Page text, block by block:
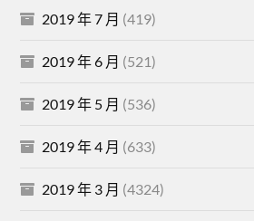
2019 年 7 月 (419)
2019 年 6 月 (521)
2019 年 5 月 (536)
2019 年 4 月 (633)
2019 年 3 月 (4324)